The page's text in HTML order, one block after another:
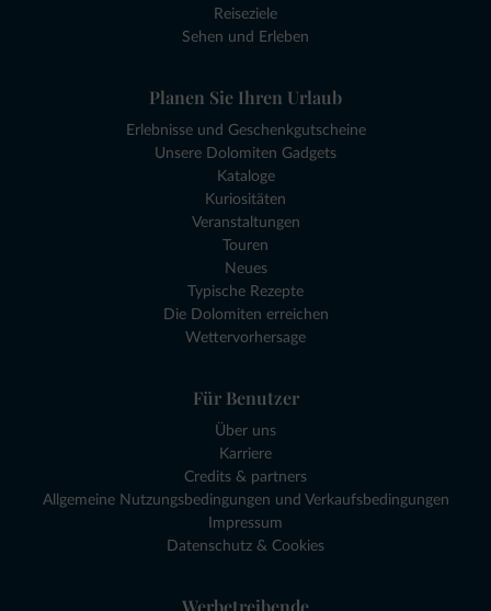
Reiseziele
Sehen und Erleben
Planen Sie Ihren Urlaub
Erlebnisse und Geschenkgutscheine
Unsere Dolomiten Gadgets
Kataloge
Kuriositäten
Veranstaltungen
Touren
Neues
Typische Rezepte
Die Dolomiten erreichen
Wettervorhersage
Für Benutzer
Über uns
Karriere
Credits & partners
Allgemeine Nutzungsbedingungen und Verkaufsbedingungen
Impressum
Datenschutz & Cookies
Werbetreibende